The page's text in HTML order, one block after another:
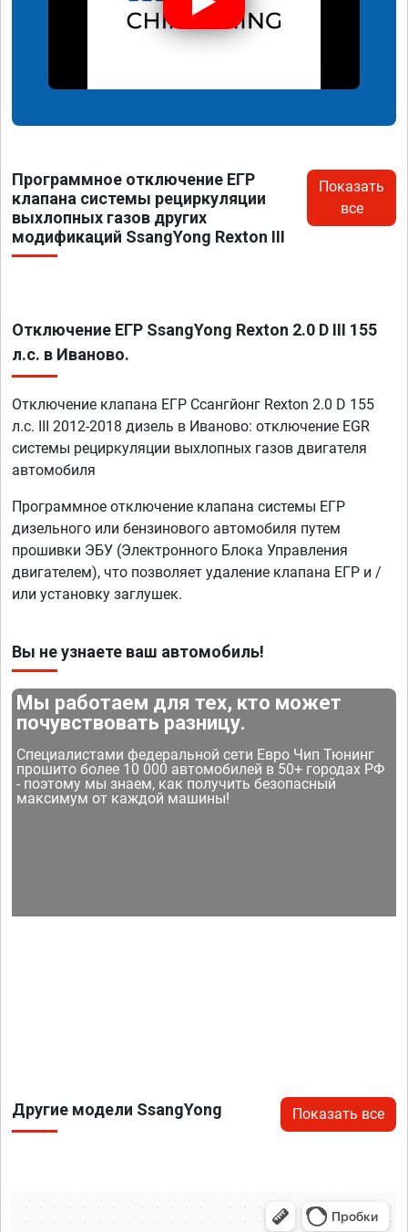
Программное отключение ЕГР
клапана системы рециркуляции
выхлопных газов других
модификаций SsangYong Rexton III
Показать
все
Отключение ЕГР SsangYong Rexton 2.0 D III 155
л.с. в Иваново.
Отключение клапана ЕГР Ссангйонг Rexton 2.0 D 155
л.с. III 2012-2018 дизель в Иваново: отключение EGR
системы рециркуляции выхлопных газов двигателя
автомобиля
Программное отключение клапана системы ЕГР
дизельного или бензинового автомобиля путем
прошивки ЭБУ (Электронного Блока Управления
двигателем), что позволяет удаление клапана ЕГР и /
или установку заглушек.
Вы не узнаете ваш автомобиль!
Мы работаем для тех, кто может
почувствовать разницу.
Специалистами федеральной сети Евро Чип Тюнинг
прошито более 10 000 автомобилей в 50+ городах РФ
- поэтому мы знаем, как получить безопасный
максимум от каждой машины!
Другие модели SsangYong Показать все